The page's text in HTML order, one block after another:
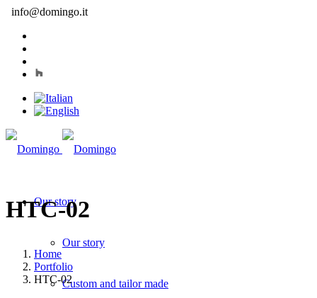
info@domingo.it
Our story
Our story
Custom and tailor made
HTC-02
Home
Portfolio
HTC-02